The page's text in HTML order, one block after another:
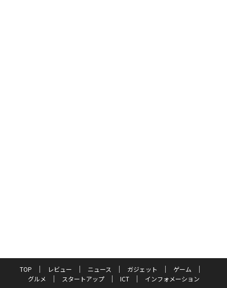
TOP レビュー ニュース ガジェット
ゲーム
グルメ
スタートアップ ICT インフォメーション